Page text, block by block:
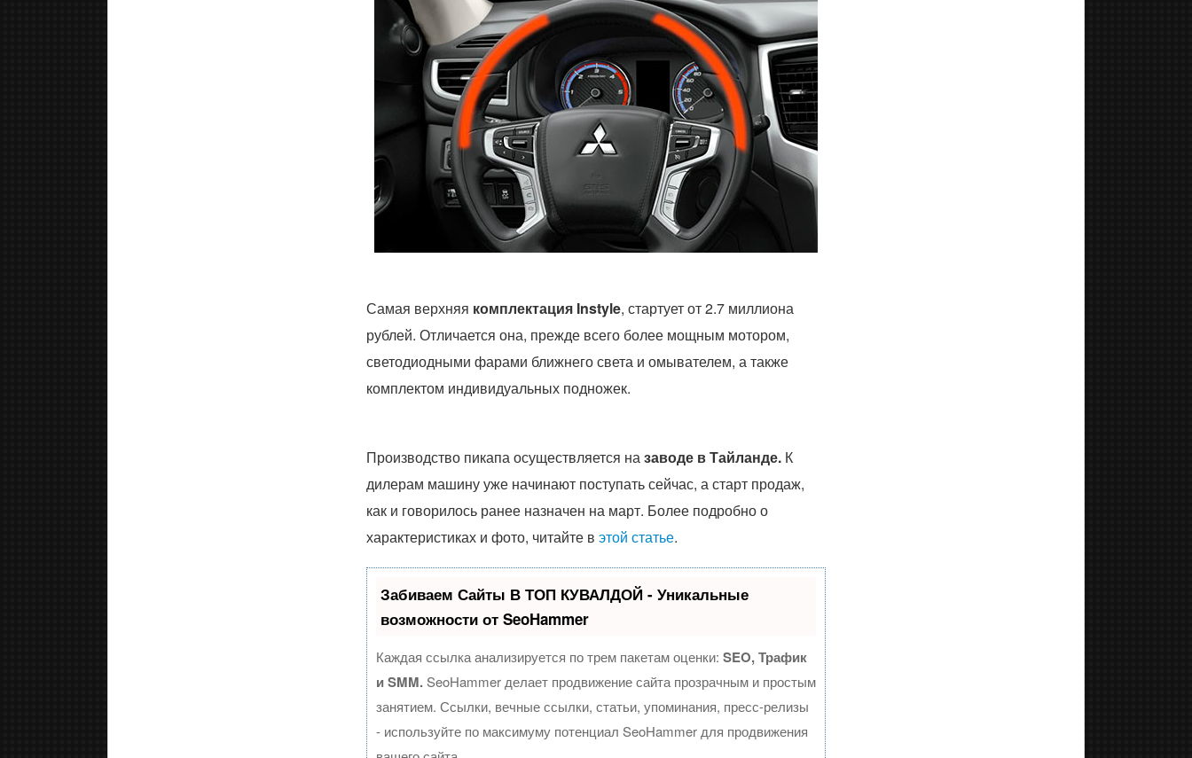
Самая верхняя комплектация Instyle, стартует от 2.7 миллиона
рублей. Отличается она, прежде всего более мощным мотором,
светодиодными фарами ближнего света и омывателем, а также
комплектом индивидуальных подножек.
Производство пикапа осуществляется назаводе в Тайланде.К
дилерам машину уже начинают поступать сейчас, а старт продаж,
как и говорилось ранее назначен на март. Более подробно о
характеристиках и фото, читайте в этой статье.
Забиваем Сайты В ТОП КУВАЛДОЙ - Уникальные
возможности от SeoHammer
Каждая ссылка анализируется по трем пакетам оценки: SEO, Трафик
и SMM.SeoHammer делает продвижение сайта прозрачным и простым
занятием. Ссылки, вечные ссылки, статьи, упоминания, пресс-релизы
- используйте по максимуму потенциал SeoHammer для продвижения